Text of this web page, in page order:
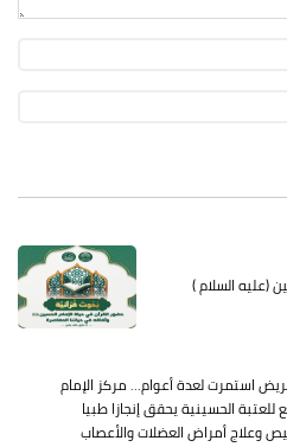
(عليه السلام )
استمرت لعدة أعوام... مركز الإمام
للعتبة الحسينية يحقق إنجازا طبيا
وعلاج أمراض العضلات والأعصاب